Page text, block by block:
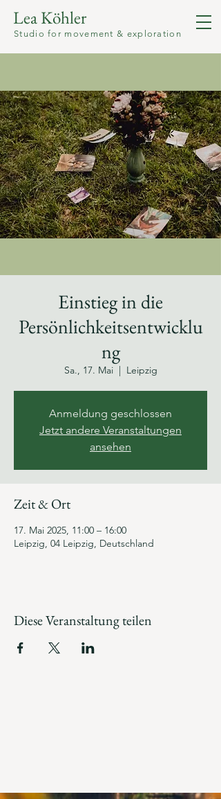
Lea Köhler
Studio for movement & exploration
Einstieg in die
Persönlichkeitsentwicklu
ng
Sa., 17. Mai
  |
Leipzig
Anmeldung geschlossen
Jetzt andere Veranstaltungen
ansehen
Zeit & Ort
17. Mai 2025, 11:00 – 16:00
Leipzig, 04 Leipzig, Deutschland
Diese Veranstaltung teilen